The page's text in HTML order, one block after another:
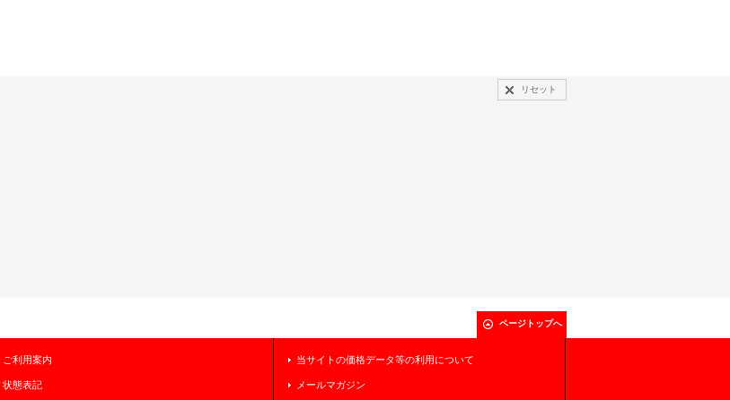
リセット
ページトップへ
ご利用案内
状態表記
当サイトの価格データ等の利用について
メールマガジン